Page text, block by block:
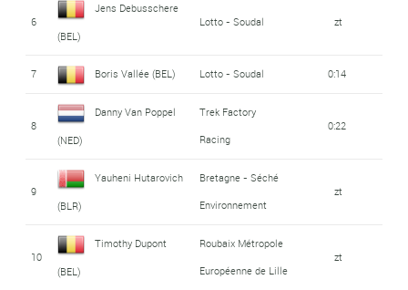
6
Jens Debusschere
(BEL)
Lotto - Soudal zt
7 Boris Vallée (BEL) Lotto - Soudal 0:14
8
Danny Van Poppel
(NED)
Trek Factory
Racing
0:22
9
Yauheni Hutarovich
(BLR)
Bretagne - Séché
Environnement
zt
10
Timothy Dupont
(BEL)
Roubaix Métropole
Européenne de Lille
zt